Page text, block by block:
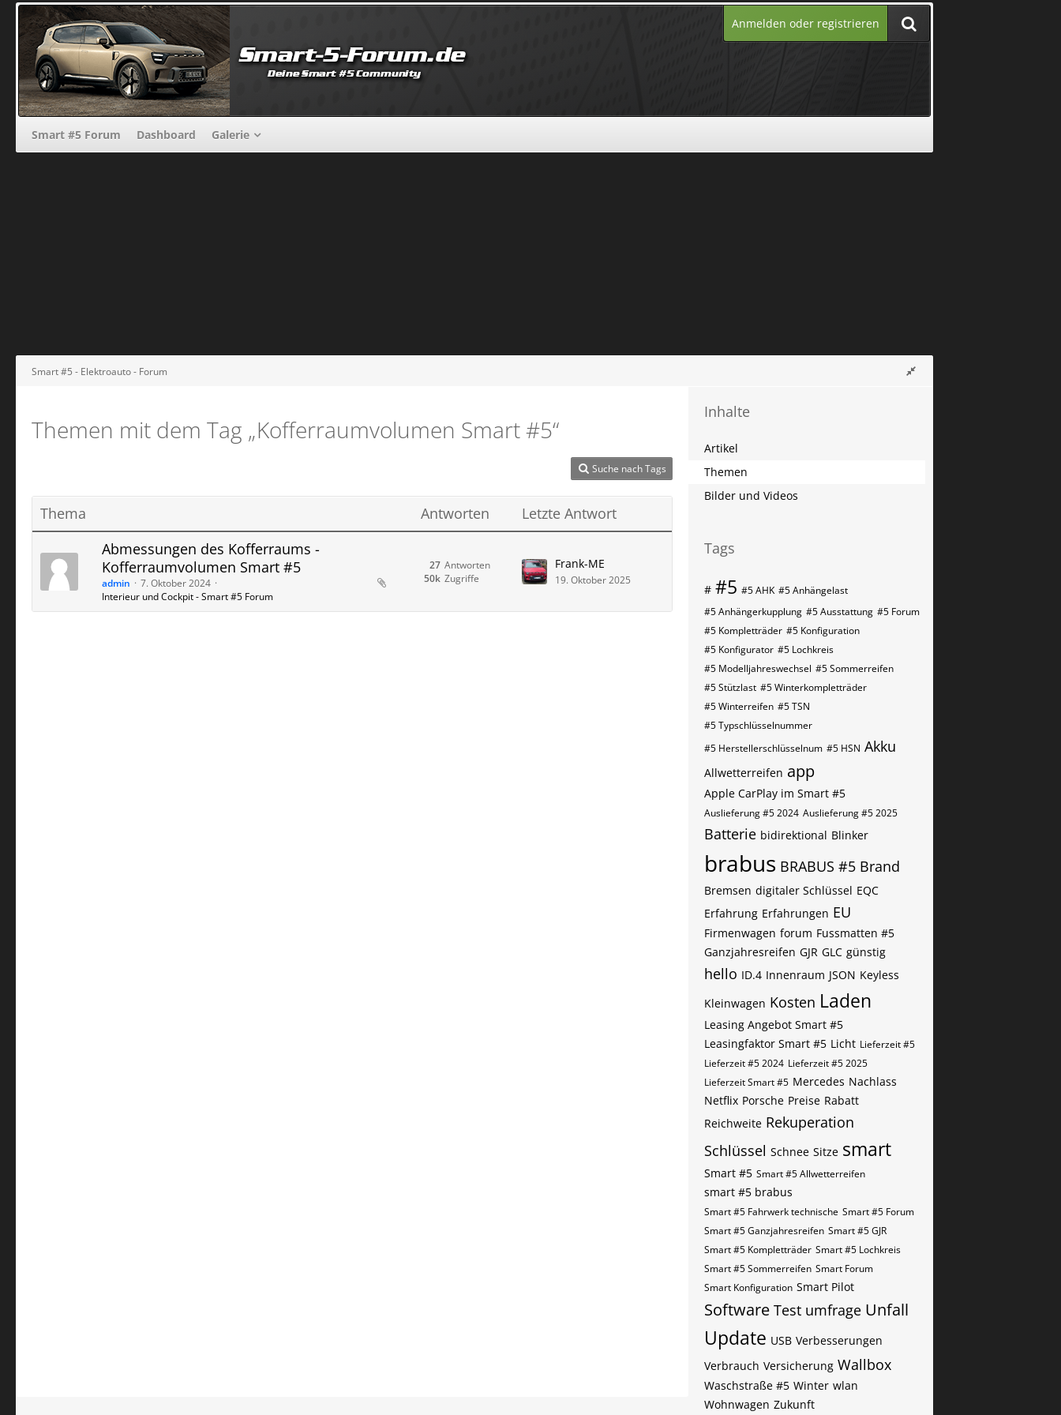
Anmelden oder registrieren
Smart #5 Forum Dashboard Galerie
Smart #5 - Elektroauto - Forum
Themen mit dem Tag „Kofferraumvolumen Smart #5“
Suche nach Tags
Thema Antworten
Letzte Antwort
Abmessungen des Kofferraums -
Kofferraumvolumen Smart #5
admin
7. Oktober 2024
Interieur und Cockpit - Smart #5 Forum
Antworten
27
Zugriffe
50k
Frank-ME
19. Oktober 2025
Inhalte
Artikel
Themen
Bilder und Videos
Tags
# #5 #5 AHK #5 Anhängelast
#5 Anhängerkupplung #5 Ausstattung #5 Forum
#5 Kompletträder #5 Konfiguration
#5 Konfigurator #5 Lochkreis
#5 Modelljahreswechsel #5 Sommerreifen
#5 Stützlast #5 Winterkompletträder
#5 Winterreifen #5​​​​ TSN
#5​​​​ Typschlüsselnummer
#5​​​​​ Herstellerschlüsselnum #5​​​​​ HSN Akku
Allwetterreifen app
Apple CarPlay im Smart #5
Auslieferung #5 2024 Auslieferung #5 2025
Batterie bidirektional Blinker
brabus BRABUS #5 Brand
Bremsen digitaler Schlüssel EQC
Erfahrung Erfahrungen EU
Firmenwagen forum Fussmatten #5
Ganzjahresreifen GJR GLC günstig
hello ID.4 Innenraum JSON Keyless
Kleinwagen Kosten Laden
Leasing Angebot Smart #5
Leasingfaktor Smart #5 Licht Lieferzeit #5
Lieferzeit #5 2024 Lieferzeit #5 2025
Lieferzeit Smart #5 Mercedes Nachlass
Netflix Porsche Preise Rabatt
Reichweite Rekuperation
Schlüssel Schnee Sitze smart
Smart #5 Smart #5 Allwetterreifen
smart #5 brabus
Smart #5 Fahrwerk technische Smart #5 Forum
Smart #5 Ganzjahresreifen Smart #5 GJR
Smart #5 Kompletträder Smart #5 Lochkreis
Smart #5 Sommerreifen Smart Forum
Smart Konfiguration Smart Pilot
Software Test umfrage Unfall
Update USB Verbesserungen
Verbrauch Versicherung Wallbox
Waschstraße #5 Winter wlan
Wohnwagen Zukunft